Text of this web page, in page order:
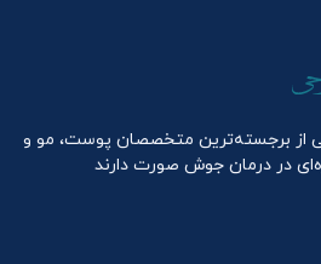
از برجسته‌ترین متخصصان پوست، مو و
در درمان جوش صورت دارند